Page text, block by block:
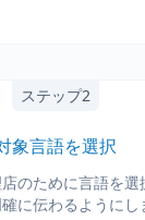
ステップ2
象言語を選択
のために言語を選
に伝わるようにし